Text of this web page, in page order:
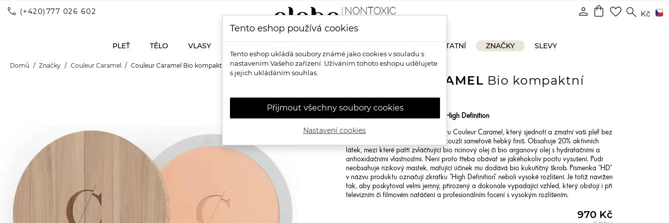
call (+420)777 026 602 shopping_bag favorite_border search Kč
person
PLEŤ TĚLO VLASY OSTATNÍ ZNAČKY SLEVY
Domů Značky Couleur Caramel Couleur Caramel Bio kompaktní pudr HD
COULEUR CARAMEL Bio kompaktní
pudr HD
Couleur Caramel Mineral Powder High Definition
Objevte kouzlo kompaktního pudru Couleur Caramel, který sjednotí a zmatní vaši pleť bez
vytvoření nepřirozené masky a vykouzlí sametově hebký finiš. Obsahuje 20% aktivních
látek, mezi které patří zvláčňující bio ricinový olej či bio arganový olej s hydratačními a
antioxidačními vlastnostmi. Není proto třeba obávat se jakéhokoliv pocitu vysušení. Pudr
neobsahuje rizikový mastek, matující účinek mu dodává bio kukuřičný škrob. Písmenka "HD"
v názvu produktu označují zkratku "High Definition" neboli vysoké rozlišení. Je totiž navržen
tak, aby poskytoval velmi jemný, přirozený a dokonale vypadající vzhled, který obstojí i při
televizním či filmovém natáčení a profesionálním focení s vysokým rozlišením.
970 Kč
Tento eshop používá cookies
Tento eshop ukládá soubory známé jako cookies v souladu s
nastavením Vašeho zařízení. Užíváním tohoto eshopu udělujete
s jejich ukládáním souhlas.
Přijmout všechny soubory cookies
Nastavení cookies